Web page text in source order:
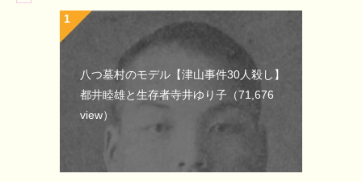
八つ墓村のモデル【津山事件30人殺し】
都井睦雄と生存者寺井ゆり子 （71,676
view）